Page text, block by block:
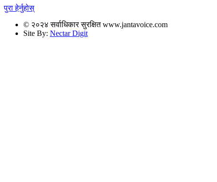
पुरा हेर्नुहोस्
© २०२४ सर्वाधिकार सुरक्षित www.jantavoice.com
Site By: Nectar Digit